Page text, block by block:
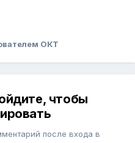
ОКТ
чтобы
после входа в